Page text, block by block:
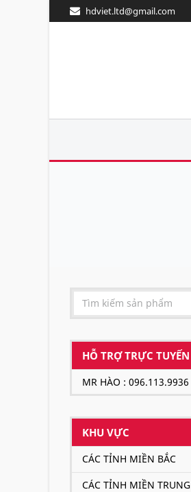
hdviet.ltd@gmail.com
HỖ TRỢ TRỰC TUYẾN
MR HÀO : 096.113.9936
KHU VỰC
CÁC TỈNH MIỀN BẮC
CÁC TỈNH MIỀN TRUNG